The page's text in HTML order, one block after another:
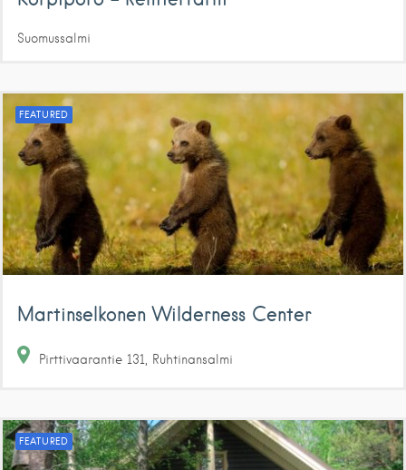
Suomussalmi
FEATURED
Martinselkonen Wilderness Center
Pirttivaarantie 131 Ruhtinansalmi
FEATURED